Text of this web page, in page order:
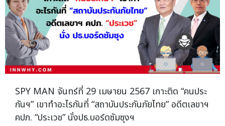
SPY MAN จันทร์ที่ 29 เมษายน 2567 เกาะติด “คนประ
กันฯ” เขาทำอะไรกันที่ “สถาบันประกันภัยไทย” อดีตเลขาฯ
คปภ. “ประเวช” นั่งปธ.บอร์ดซัมซุงฯ